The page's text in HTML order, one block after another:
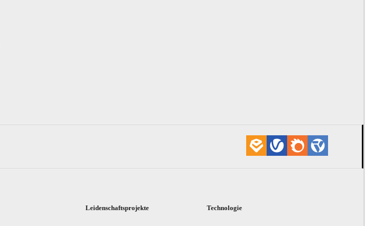
Leidenschaftsprojekte Technologie